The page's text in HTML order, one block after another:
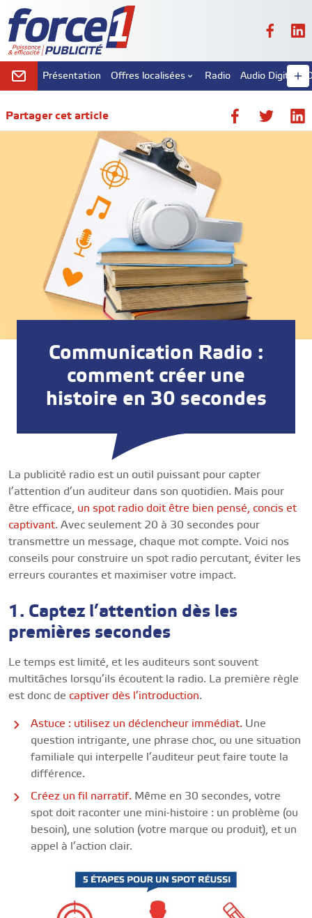
Présentation Offres localisées Radio Audio Digital
Partager cet article
Communication Radio :
comment créer une
histoire en 30 secondes
La publicité radio est un outil puissant pour capter
l’attention d’un auditeur dans son quotidien. Mais pour
être efficace, un spot radio doit être bien pensé, concis et
captivant. Avec seulement 20 à 30 secondes pour
transmettre un message, chaque mot compte. Voici nos
conseils pour construire un spot radio percutant, éviter les
erreurs courantes et maximiser votre impact.
1. Captez l’attention dès les
premières secondes
Le temps est limité, et les auditeurs sont souvent
multitâches lorsqu’ils écoutent la radio. La première règle
est donc de captiver dès l’introduction.
Astuce : utilisez un déclencheur immédiat. Une
question intrigante, une phrase choc, ou une situation
familiale qui interpelle l’auditeur peut faire toute la
différence.
Créez un fil narratif. Même en 30 secondes, votre
spot doit raconter une mini-histoire : un problème (ou
besoin), une solution (votre marque ou produit), et un
appel à l’action clair.